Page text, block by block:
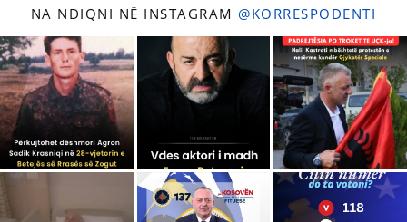
NA NDIQNI NË INSTAGRAM @KORRESPODENTI